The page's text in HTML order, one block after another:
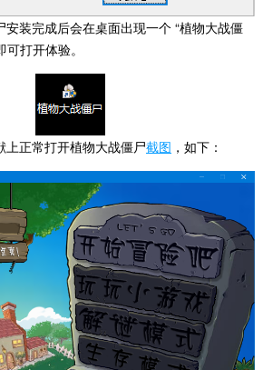
安装完成后会在桌面出现一个 “植物大战僵
打开体验。
上正常打开植物大战僵尸截图 ，如下：